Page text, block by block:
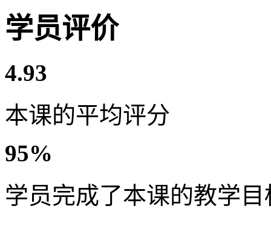
学员评价
4.93
本课的平均评分
95%
学员完成了本课的教学目